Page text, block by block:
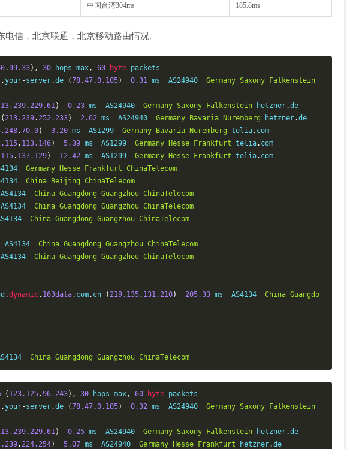
中国台湾304ms 185.8ms
信，北京联通，北京移动路由情况。
.99.33), 30 hops max, 60 byte packets
.your-server.de (78.47.0.105) 0.31 ms  AS24940 Germany Saxony
Falkenstein
.229.61) 0.23 ms  AS24940 Germany Saxony Falkenstein hetzner.de
(213.239.252.233) 2.62 ms  AS24940 Germany Bavaria Nuremberg hetzner.de
.70.0) 3.20 ms  AS1299 Germany Bavaria Nuremberg telia. com
. 113.146) 5.39 ms  AS1299 Germany Hesse Frankfurt telia. com
. 137.129) 12.42 ms  AS1299 Germany Hesse Frankfurt telia. com
Germany Hesse Frankfurt ChinaTelecom
China Beijing ChinaTelecom
China Guangdong Guangzhou ChinaTelecom
China Guangdong Guangzhou ChinaTelecom
China Guangdong Guangzhou ChinaTelecom
AS4134 China Guangdong Guangzhou ChinaTelecom
China Guangdong Guangzhou ChinaTelecom
.dynamic. 163data. com. cn (219.135. 131.210) 205.33 ms  AS4134 China Guangdo
China Guangdong Guangzhou ChinaTelecom
( 123.125.96.243), 30 hops max, 60 byte packets
.your-server.de (78.47.0.105) 0.32 ms  AS24940 Germany Saxony
Falkenstein
.229.61) 0.25 ms  AS24940 Germany Saxony Falkenstein hetzner.de
.224.254) 5.07 ms  AS24940 Germany Hesse Frankfurt hetzner.de